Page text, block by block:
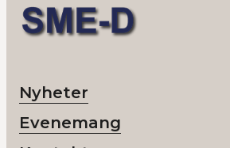
Nyheter
Evenemang